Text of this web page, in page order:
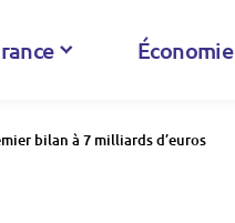
Économie
bilan à 7 milliards d’euros